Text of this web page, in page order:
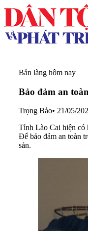
Bản làng hôm nay
Bảo đảm an
Trọng Bảo• 21/05/
Tỉnh Lào Cai hiện có
Để bảo đảm an toàn
sản.